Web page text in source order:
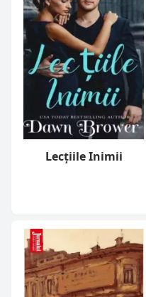
Lecțiile Inimii